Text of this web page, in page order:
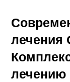
лечения
лечению